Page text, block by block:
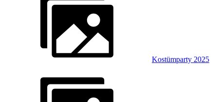
Kostümparty 2025